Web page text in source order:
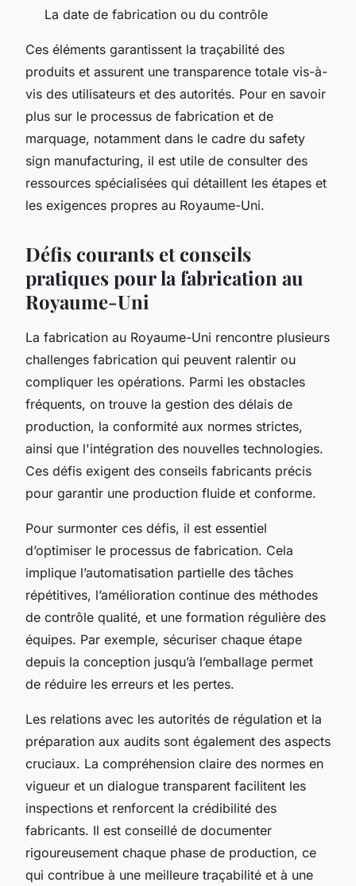
La date de fabrication ou du contrôle
Ces éléments garantissent la traçabilité des
produits et assurent une transparence totale vis-à-
vis des utilisateurs et des autorités. Pour en savoir
plus sur le processus de fabrication et de
marquage, notamment dans le cadre du safety
sign manufacturing, il est utile de consulter des
ressources spécialisées qui détaillent les étapes et
les exigences propres au Royaume-Uni.
Défis courants et conseils
pratiques pour la fabrication au
Royaume-Uni
La fabrication au Royaume-Uni rencontre plusieurs
challenges fabrication qui peuvent ralentir ou
compliquer les opérations. Parmi les obstacles
fréquents, on trouve la gestion des délais de
production, la conformité aux normes strictes,
ainsi que l'intégration des nouvelles technologies.
Ces défis exigent des conseils fabricants précis
pour garantir une production fluide et conforme.
Pour surmonter ces défis, il est essentiel
d’optimiser le processus de fabrication. Cela
implique l’automatisation partielle des tâches
répétitives, l’amélioration continue des méthodes
de contrôle qualité, et une formation régulière des
équipes. Par exemple, sécuriser chaque étape
depuis la conception jusqu’à l’emballage permet
de réduire les erreurs et les pertes.
Les relations avec les autorités de régulation et la
préparation aux audits sont également des aspects
cruciaux. La compréhension claire des normes en
vigueur et un dialogue transparent facilitent les
inspections et renforcent la crédibilité des
fabricants. Il est conseillé de documenter
rigoureusement chaque phase de production, ce
qui contribue à une meilleure traçabilité et à une